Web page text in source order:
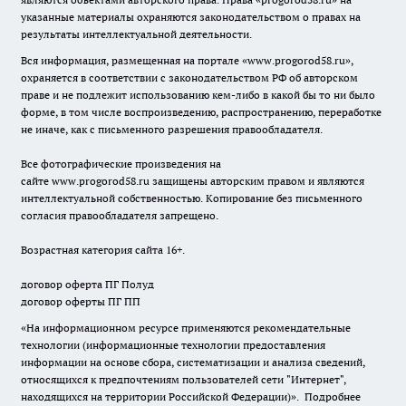
указанные материалы охраняются законодательством о правах на
результаты интеллектуальной деятельности.
Вся информация, размещенная на портале «www.progorod58.ru»,
охраняется в соответствии с законодательством РФ об авторском
праве и не подлежит использованию кем-либо в какой бы то ни было
форме, в том числе воспроизведению, распространению, переработке
не иначе, как с письменного разрешения правообладателя.
Все фотографические произведения на
сайте www.progorod58.ru защищены авторским правом и являются
интеллектуальной собственностью. Копирование без письменного
согласия правообладателя запрещено.
Возрастная категория сайта 16+.
договор оферта ПГ Полуд
договор оферты ПГ ПП
«На информационном ресурсе применяются рекомендательные
технологии (информационные технологии предоставления
информации на основе сбора, систематизации и анализа сведений,
относящихся к предпочтениям пользователей сети "Интернет",
находящихся на территории Российской Федерации)». Подробнее